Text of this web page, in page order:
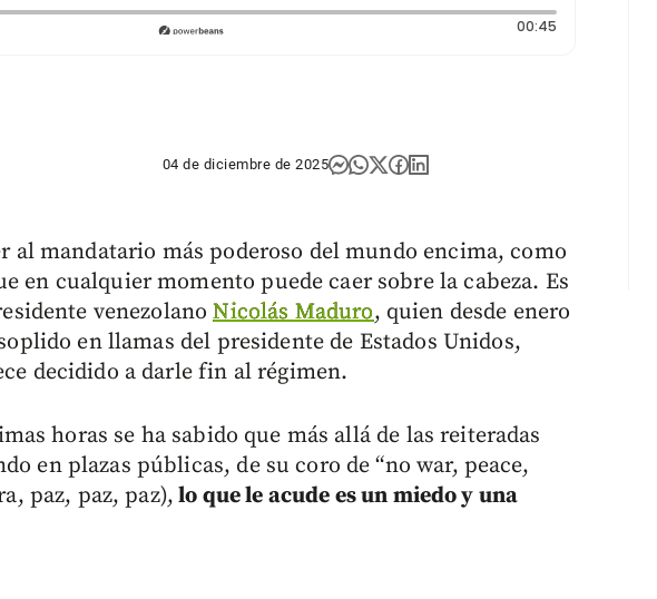
00:45Duración: 45
04 de diciembre de 2025
al mandatario más poderoso del mundo encima, como
en cualquier momento puede caer sobre la cabeza. Es
venezolanoNicolás Maduro, quien desde enero
en llamas del presidente de Estados Unidos,
decidido a darle fin al régimen.
horas se ha sabido que más allá de las reiteradas
en plazas públicas, de su coro de “no war, peace,
paz, paz, paz), lo que le acude es un miedo y una